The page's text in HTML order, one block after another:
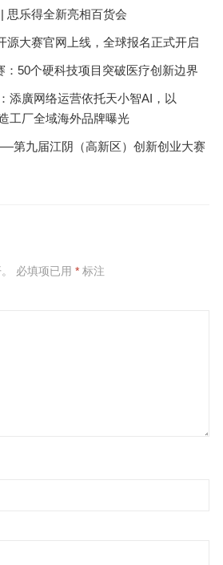
思乐得全新亮相百货会
源大赛官网上线，全球报名正式开启
：50个硬科技项目突破医疗创新边界
添廣网络运营依托天小智AI，以
工厂全域海外品牌曝光
第九届江阴（高新区）创新创业大赛
必填项已用 *标注